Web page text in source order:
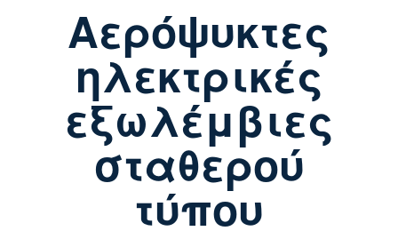
Αερόψυκτες
ηλεκτρικές
εξωλέμβιες
σταθερού
τύπου